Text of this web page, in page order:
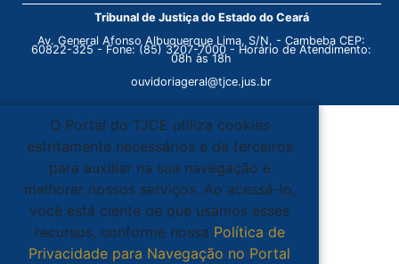
Tribunal de Justiça do Estado do Ceará
Av. General Afonso Albuquerque Lima, S/N. - Cambeba CEP:
60822-325 - Fone: (85) 3207-7000 - Horário de Atendimento:
08h às 18h
ouvidoriageral@tjce.jus.br
O Portal do TJCE utiliza cookies
estritamente necessários e de terceiros
para auxiliar na sua navegação e
melhorar nossos serviços. Ao acessá-lo,
você está ciente de que usamos esses
recursos, conforme nossa Política de
Privacidade para Navegação no Portal